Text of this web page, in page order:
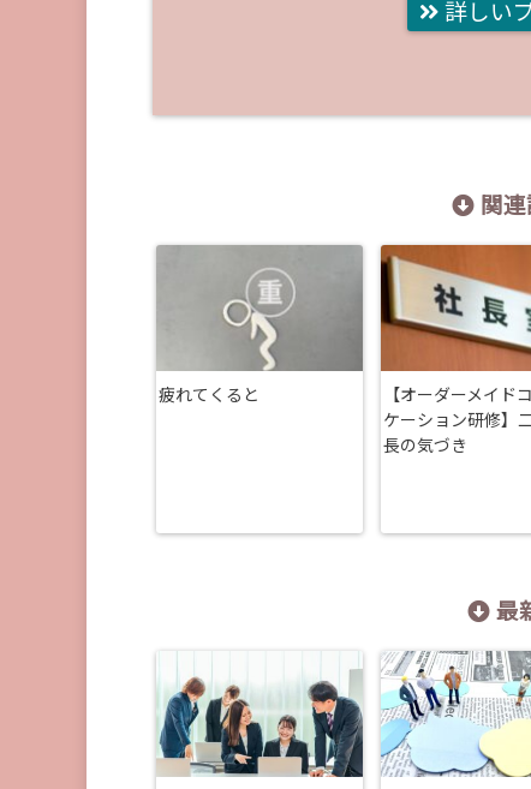
詳しい
関連
疲れてくると
【オーダーメイド
ケーション研修】
長の気づき
最